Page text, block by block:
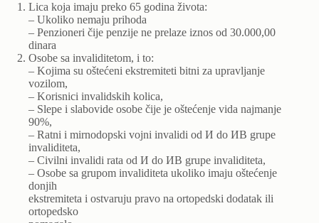
Lica koja imaju preko 65 godina života:
– Ukoliko nemaju prihoda
– Penzioneri čije penzije ne prelaze iznos od 30.000,00
dinara
Osobe sa invaliditetom, i to:
– Kojima su oštećeni ekstremiteti bitni za upravljanje
vozilom,
– Korisnici invalidskih kolica,
– Slepe i slabovide osobe čije je oštećenje vida najmanje
90%,
– Ratni i mirnodopski vojni invalidi od И do ИВ grupe
invaliditeta,
– Civilni invalidi rata od И do ИВ grupe invaliditeta,
– Osobe sa grupom invaliditeta ukoliko imaju oštećenje
donjih
ekstremiteta i ostvaruju pravo na ortopedski dodatak ili
ortopedsko